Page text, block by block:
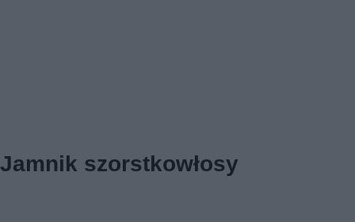
Jamnik szorstkowłosy